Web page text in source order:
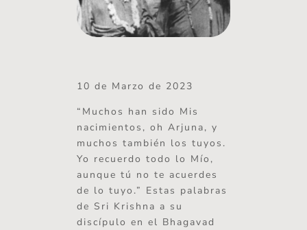
10 de Marzo de 2023
“Muchos han sido Mis
nacimientos, oh Arjuna, y
muchos también los tuyos.
Yo recuerdo todo lo Mío,
aunque tú no te acuerdes
de lo tuyo.” Estas palabras
de Sri Krishna a su
discípulo en el Bhagavad